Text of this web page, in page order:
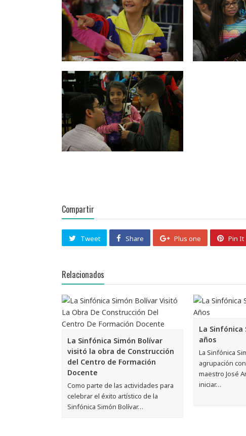
Compartir
Tweet Share Plus one Pin It
Relacionados
La Sinfónica Simón Bolívar
visitó la obra de Construcción
del Centro de Formación
Docente
Como parte de las actividades para
celebrar el éxito artístico de la
Sinfónica Simón Bolívar…
La Sinfónica
años
La Sinfónica
agrupación
maestro José
iniciar…